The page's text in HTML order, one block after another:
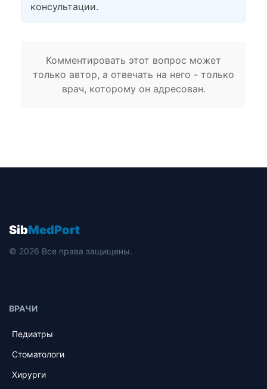
консультации.
Комментировать этот вопрос может
только автор, а отвечать на него - только
врач, которому он адресован.
SibMedPort
© 2026 Все права защищены.
ВРАЧИ
Педиатры
Стоматологи
Хирурги